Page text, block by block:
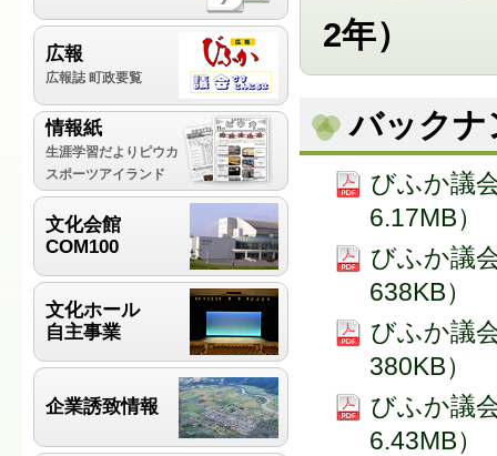
2年）
バックナ
びふか議
6.17MB）
びふか議
638KB）
びふか議
380KB）
びふか議
6.43MB）
広報
広報誌 町政要覧
情報紙
生涯学習だよりピウカ
スポーツアイランド
文化会館
COM100
文化ホール
自主事業
企業誘致情報